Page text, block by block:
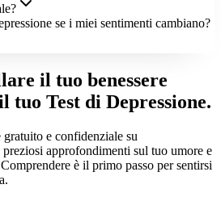
se i miei sentimenti cambiano?
il tuo benessere
tuo Test di Depressione.
e confidenziale su
approfondimenti sul tuo umore e
è il primo passo per sentirsi